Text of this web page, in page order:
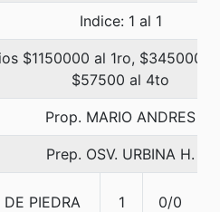
Indice: 1 al 1
$1150000 al 1ro, $345000
$57500 al 4to
Prop. MARIO ANDRES
Prep. OSV. URBINA H.
DE PIEDRA 1 0/0